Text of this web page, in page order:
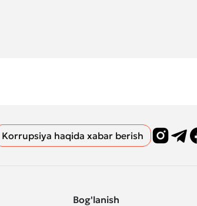
Korrupsiya haqida xabar berish
Bog'lanish